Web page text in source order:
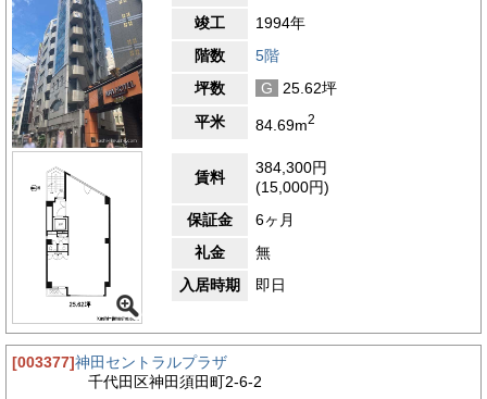
竣工
1994年
階数
5階
坪数
G
25.62坪
平米
84.69m2
賃料
384,300円
(15,000円)
保証金
6ヶ月
礼金
無
入居時期
即日
[003377]神田セントラルプラザ
千代田区神田須田町2-6-2